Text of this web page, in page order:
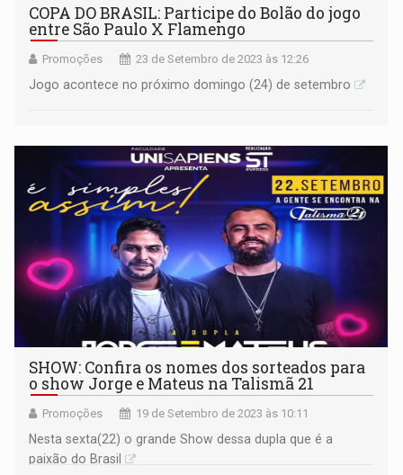
COPA DO BRASIL: Participe do Bolão do jogo
entre São Paulo X Flamengo
Promoções 23 de Setembro de 2023 às 12:26
Jogo acontece no próximo domingo (24) de setembro
SHOW: Confira os nomes dos sorteados para
o show Jorge e Mateus na Talismã 21
Promoções 19 de Setembro de 2023 às 10:11
Nesta sexta(22) o grande Show dessa dupla que é a
paixão do Brasil